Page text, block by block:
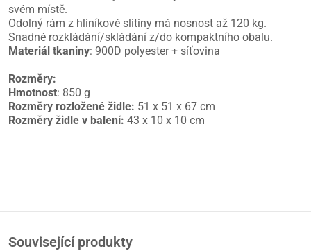
svém místě.
Odolný rám z hliníkové slitiny má nosnost až 120 kg.
Snadné rozkládání/skládání z/do kompaktního obalu.
Materiál tkaniny: 900D polyester + síťovina
Rozměry:
Hmotnost: 850 g
Rozměry rozložené židle: 51 x 51 x 67 cm
Rozměry židle v balení: 43 x 10 x 10 cm
Související produkty